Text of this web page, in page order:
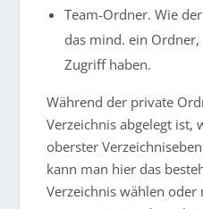
Team-Ordner. Wie
das mind. ein
Zugriff haben.
Während der private
Verzeichnis abgelegt
oberster
kann man hier das
Verzeichnis wählen